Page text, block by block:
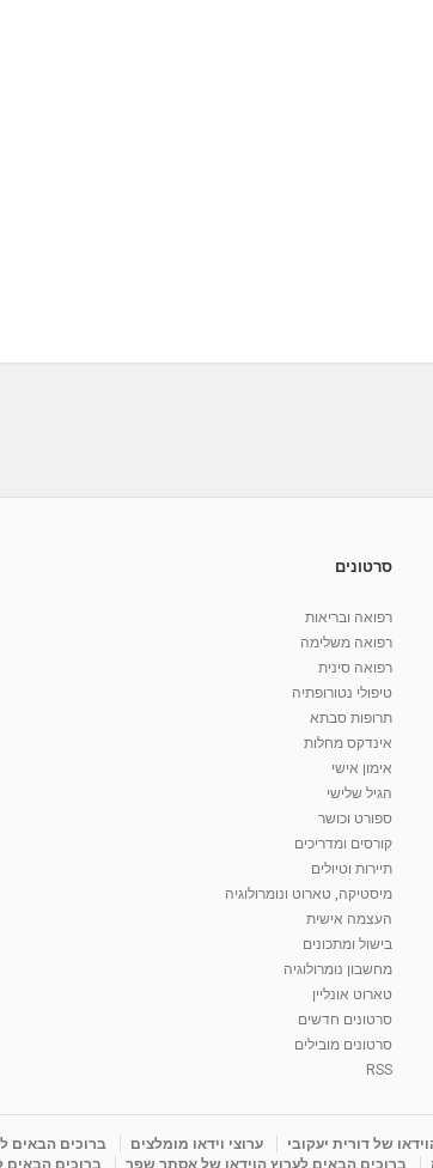
סרטונים
רפואה ובריאות
רפואה משלימה
רפואה סינית
טיפולי נטורופתיה
תרופות סבתא
אינדקס מחלות
אימון אישי
הגיל שלישי
ספורט וכושר
קורסים ומדריכים
תיירות וטיולים
מיסטיקה, טארוט ונומרולוגיה
העצמה אישית
בישול ומתכונים
מחשבון נומרולוגיה
טארוט אונליין
סרטונים חדשים
סרטונים מובילים
RSS
של דורית יעקובי ערוצי וידאו מומלצים ברוכים הבאים
ברוכים הבאים לערוץ הוידאו של אסתר שפר ברוכים הבאים